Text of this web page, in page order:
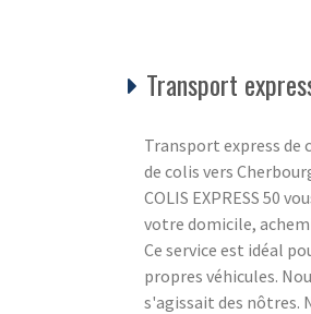
Transport
Transport express de
de colis vers
COLIS EXPRESS 50
votre domicile,
Ce service est idéal
propres véhicules.
s'agissait des nôtres.